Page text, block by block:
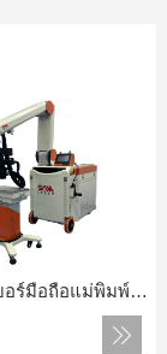
QCW /ไฟเบอร์มือถือแม่พิมพ์ซ่อมเครื่องเชื่อมเลเซอร์